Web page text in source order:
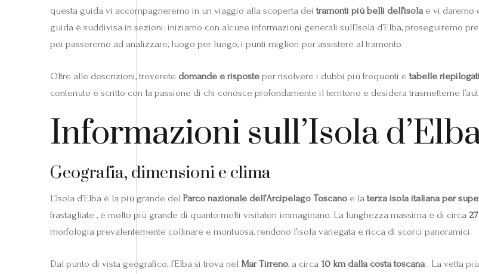
questa guida vi accompagneremo in un viaggio alla scoperta dei tramonti più belli dell’isolae vi daremo
guida è suddivisa in sezioni: iniziamo con alcune informazioni generali sull’Isola d’Elba, proseguiremo
poi passeremo ad analizzare, luogo per luogo, i punti migliori per assistere al tramonto.
Oltre alle descrizioni, troverete domande e risposte per risolvere i dubbi più frequenti e tabelle
contenuto è scritto con la passione di chi conosce profondamente il territorio e desidera trasmetterne
Informazioni sull’Isola
Geografia, dimensioni e clima
L’Isola d’Elba è la più grande del Parco nazionale dell’Arcipelago Toscano e la terza isola italiana per
frastagliate , è molto più grande di quanto molti visitatori immaginano. La lunghezza massima è di circa
morfologia prevalentemente collinare e montuosa, rendono l’isola variegata e ricca di scorci panoramici.
Dal punto di vista geografico, l’Elba si trova nel Mar Tirreno, a circa 10 km dalla costa toscana. La vetta